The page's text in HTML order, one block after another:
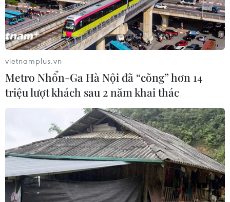
các sông ở Đắk Nông, Lâm Đồng có khả năng lên mức
báo động 2-3.
vietnamplus.vn
Metro Nhổn-Ga Hà Nội đã “cõng” hơn 14
triệu lượt khách sau 2 năm khai thác